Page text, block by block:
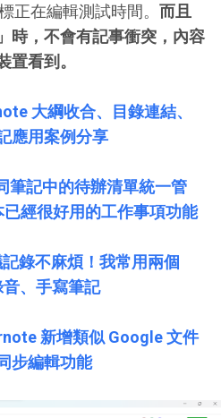
正在編輯測試時間。 而且
時，不會有記事衝突，內容
置看到。
大綱收合、目錄連結、
應用案例分享
筆記中的待辦清單統一管
經很好用的工作事項功能
錄不麻煩！我常用兩個
、手寫筆記
新增類似 Google 文件
步編輯功能